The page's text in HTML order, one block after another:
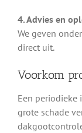
4. Advies en
We geven
direct uit.
Voorkom
Een periodieke
grote schade